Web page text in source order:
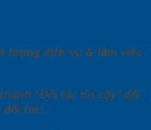
lượng dịch vụ & làm việc
“Đối tác tin cậy” đối
đối tác!.